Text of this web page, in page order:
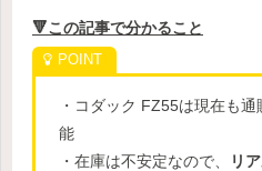
🔻この記事で分かること
・コダック FZ55は現在も
能
・在庫は不安定なので、
リ